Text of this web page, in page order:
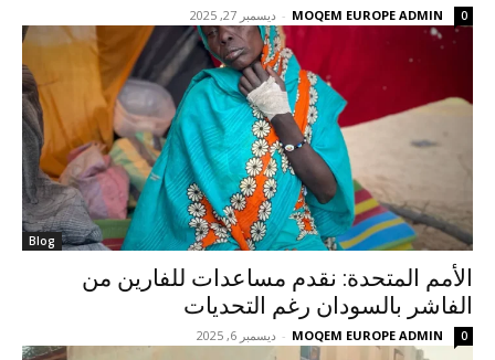
MOQEM EUROPE ADMIN
- ديسمبر 27, 2025 0
Blog
الأمم المتحدة: نقدم مساعدات للفارين من
الفاشر بالسودان رغم التحديات
MOQEM EUROPE ADMIN
- ديسمبر 6, 2025 0